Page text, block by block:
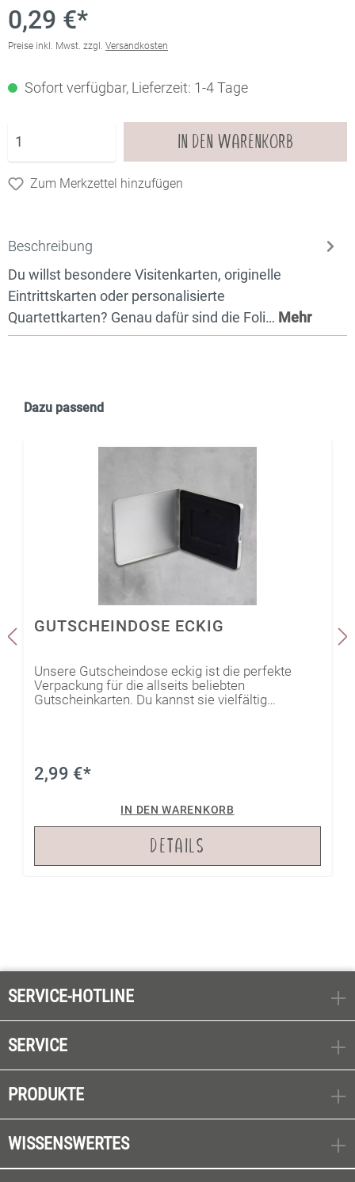
0,29 €*
Preise inkl. Mwst. zzgl. Versandkosten
Sofort verfügbar, Lieferzeit: 1-4 Tage
IN DEN WARENKORB
Zum Merkzettel hinzufügen
Beschreibung
Du willst besondere Visitenkarten, originelle
Eintrittskarten oder personalisierte
Quartettkarten? Genau dafür sind die Foli… Mehr
Dazu passend
GUTSCHEINDOSE ECKIG
Unsere Gutscheindose eckig ist die perfekte
Verpackung für die allseits beliebten
Gutscheinkarten. Du kannst sie vielfältig
sublimieren (Achtung: Hier brauchst du einen
Gegendruck in der Dose) oder mit Farbe
2,99 €*
IN DEN WARENKORB
DETAILS
SERVICE-HOTLINE
SERVICE
PRODUKTE
WISSENSWERTES